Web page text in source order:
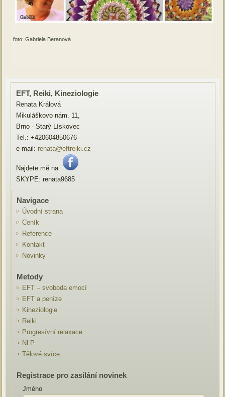
foto: Gabriela Beranová
EFT, Reiki, Kineziologie
Renata Králová
Mikuláškovo nám. 11,
Brno - Starý Lískovec
Tel.: +420604850676
e-mail: renata@eftreiki.cz
Najdete mě na
SKYPE: renata9685
Navigace
Úvodní strana
Ceník
Reference
Kontakt
Novinky
Metody
EFT – svoboda emocí
EFT a peníze
Kineziologie
Reiki
Progresívní relaxace
NLP
Tělové svíce
Registrace pro zasílání novinek
Jméno